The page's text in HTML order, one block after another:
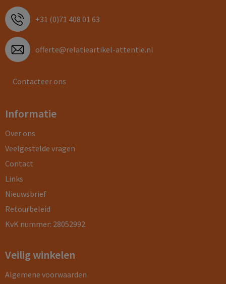
+31 (0)71 408 01 63
offerte@relatieartikel-attentie.nl
Contacteer ons
Informatie
Over ons
Veelgestelde vragen
Contact
Links
Nieuwsbrief
Retourbeleid
KvK nummer: 28052992
Veilig winkelen
Algemene voorwaarden